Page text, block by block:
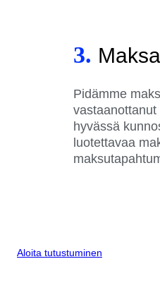
3.
Pidämme
hyvässä
luotettavaa
Aloita tutustuminen